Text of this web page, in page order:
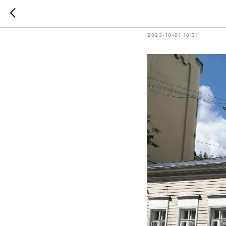
Дом-
2023-10-01 10:31